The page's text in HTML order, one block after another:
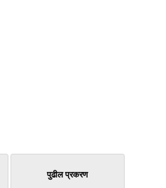
पुढील प्रकरण